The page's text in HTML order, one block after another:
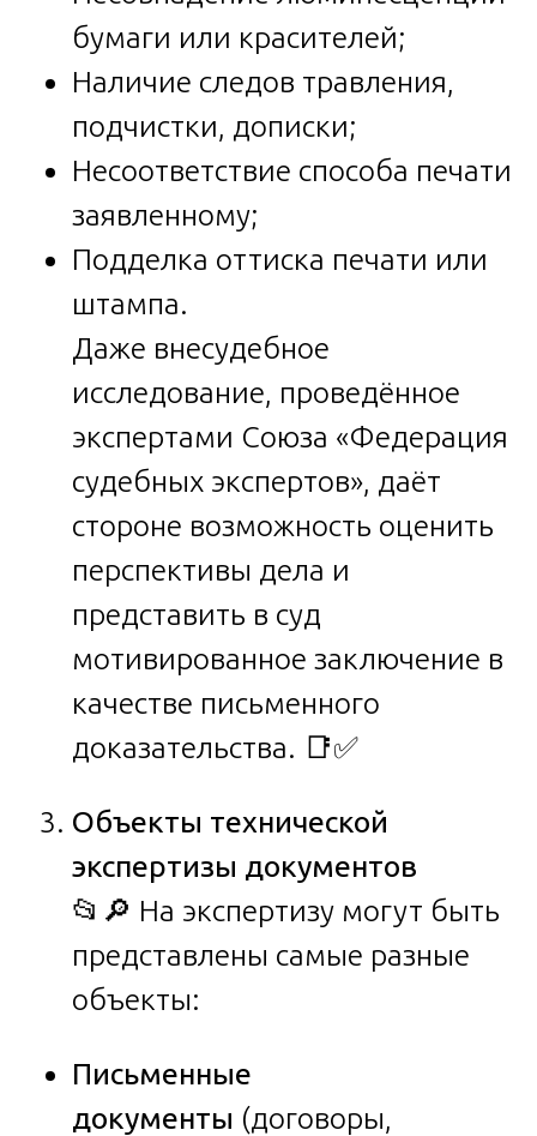
бумаги или красителей;
Наличие следов травления,
подчистки, дописки;
Несоответствие способа печати
заявленному;
Подделка оттиска печати или
штампа.
Даже внесудебное
исследование, проведённое
экспертами Союза «Федерация
судебных экспертов», даёт
стороне возможность оценить
перспективы дела и
представить в суд
мотивированное заключение в
качестве письменного
доказательства. 📑✅
Объекты технической
экспертизы документов
📂🔎 На экспертизу могут быть
представлены самые разные
объекты:
Письменные
документы (договоры,